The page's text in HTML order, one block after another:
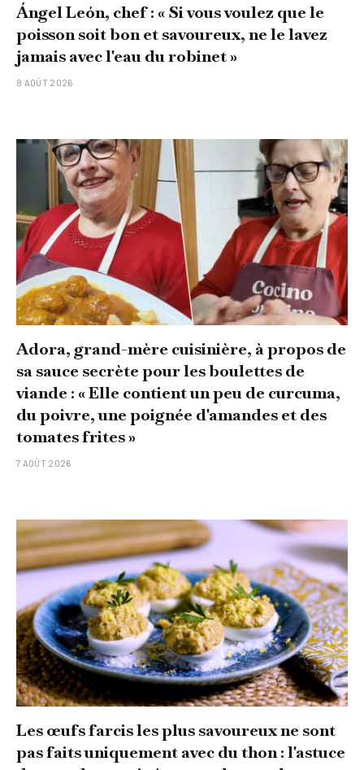
Ángel León, chef : « Si vous voulez que le
poisson soit bon et savoureux, ne le lavez
jamais avec l'eau du robinet »
8 AOÛT 2026
Adora, grand-mère cuisinière, à propos de
sa sauce secrète pour les boulettes de
viande : « Elle contient un peu de curcuma,
du poivre, une poignée d'amandes et des
tomates frites »
7 AOÛT 2026
Les œufs farcis les plus savoureux ne sont
pas faits uniquement avec du thon : l'astuce